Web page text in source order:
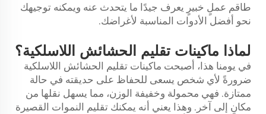
طاقم عملٍ خبيرٍ يعرف جيدًا ما يتحدث عنه ويمكنه توجيهك
نحو أفضل الأدوات المناسبة لأغراضك.
لماذا ماكينات تقليم الحشائش اللاسلكية؟
في يومنا هذا، أصبحت ماكينات تقليم الحشائش اللاسلكية
ضرورةً لأي شخص يسعى للحفاظ على حديقته في حالة
ممتازة. فهي محمولة وخفيفة الوزن، مما يسهل نقلها من
مكانٍ إلى آخر. وهذا يعني أنه يمكنك تقليم النموات القصيرة